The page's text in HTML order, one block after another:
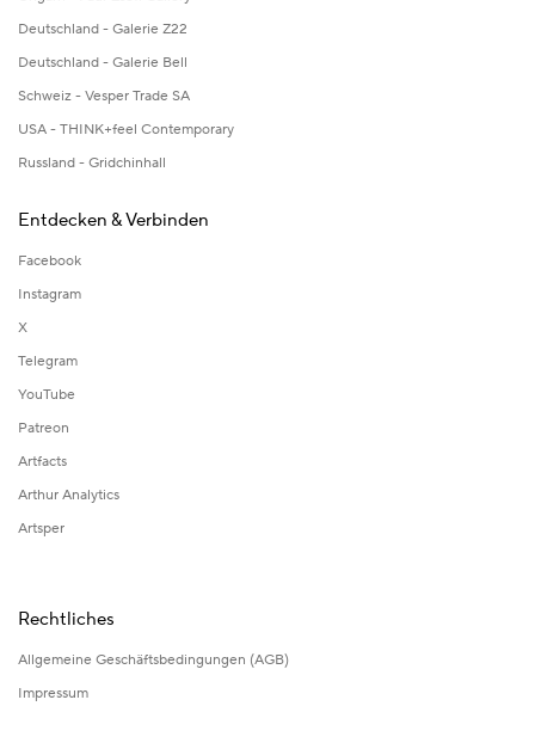
Deutschland - Galerie Z22
Deutschland - Galerie Bell
Schweiz - Vesper Trade SA
USA - THINK+feel Contemporary
Russland - Gridchinhall
Entdecken & Verbinden
Facebook
Instagram
X
Telegram
YouTube
Patreon
Artfacts
Arthur Analytics
Artsper
Rechtliches
Allgemeine Geschäftsbedingungen (AGB)
Impressum